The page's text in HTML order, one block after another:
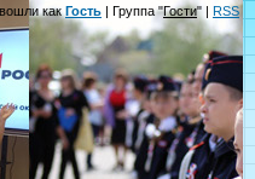
какГость | Группа "Гости" | RSS